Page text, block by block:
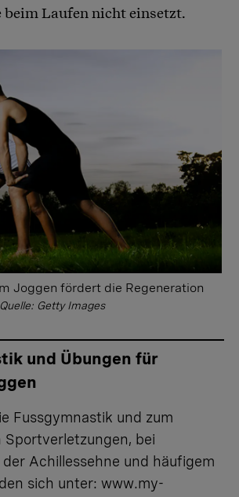
beim Laufen nicht einsetzt.
Joggen fördert die Regeneration
Quelle: Getty Images
und Übungen für
Fussgymnastik und zum
Sportverletzungen, bei
Achillessehne und häufigem
sich unter: www.my-